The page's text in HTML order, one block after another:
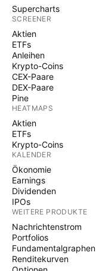
Supercharts
SCREENER
Aktien
ETFs
Anleihen
Krypto-Coins
CEX-Paare
DEX-Paare
Pine
HEATMAPS
Aktien
ETFs
Krypto-Coins
KALENDER
Ökonomie
Earnings
Dividenden
IPOs
WEITERE PRODUKTE
Nachrichtenstrom
Portfolios
Fundamentalgraphen
Renditekurven